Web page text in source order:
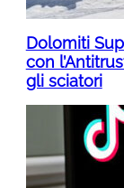
Dolomiti
con
gli sciatori